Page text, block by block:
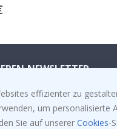
NEWSLETTER
von unseren exklusiven
effizienter zu
um personalisierte
Sie auf unserer Cookies-